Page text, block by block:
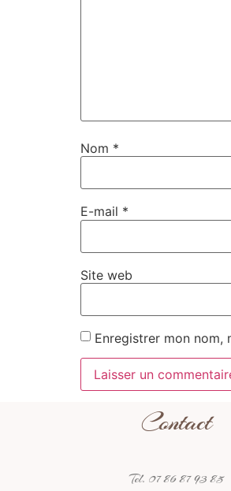
Nom *
E-mail *
Site web
Enregistrer mon nom,
Contact
Tel. 07 86 87 93 85